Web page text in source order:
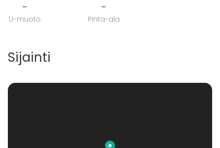
-
U-muoto
-
Pinta-ala
Sijainti